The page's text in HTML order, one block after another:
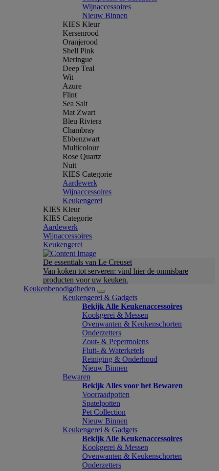
Wijnaccessoires
Nieuw Binnen
KIES Kleur
Kersenrood
Oranjerood
Shell Pink
Meringue
Deep Teal
Wit
Azure
Flint
Sea Salt
Mat Zwart
Bleu Riviera
Chambray
Ebbenzwart
Multicolour
Rose Quartz
Nuit
KIES Categorie
Aardewerk
Wijnaccessoires
Keukengerei
KIES Kleur
KIES Categorie
Aardewerk
Wijnaccessoires
Keukengerei
De essentials van Le Creuset
Van koken tot serveren: vind hier de onmisbare
producten voor uw keuken.
Keukenbenodigdheden
Keukengerei & Gadgets
Bekijk Alle Keukenaccessoires
Kookgerei & Messen
Ovenwanten & Keukenschorten
Onderzetters
Zout- & Pepermolens
Fluit- & Waterketels
Reiniging & Onderhoud
Nieuw Binnen
Bewaren
Bekijk Alles voor het Bewaren
Voorraadpotten
Spatelpotten
Pet Collection
Nieuw Binnen
Keukengerei & Gadgets
Bekijk Alle Keukenaccessoires
Kookgerei & Messen
Ovenwanten & Keukenschorten
Onderzetters